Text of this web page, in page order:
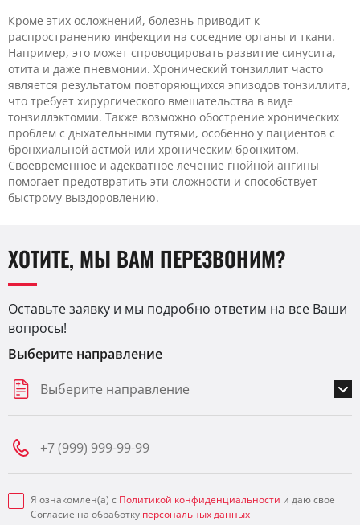
Кроме этих осложнений, болезнь приводит к
распространению инфекции на соседние органы и ткани.
Например, это может спровоцировать развитие синусита,
отита и даже пневмонии. Хронический тонзиллит часто
является результатом повторяющихся эпизодов тонзиллита,
что требует хирургического вмешательства в виде
тонзиллэктомии. Также возможно обострение хронических
проблем с дыхательными путями, особенно у пациентов с
бронхиальной астмой или хроническим бронхитом.
Своевременное и адекватное лечение гнойной ангины
помогает предотвратить эти сложности и способствует
быстрому выздоровлению.
ХОТИТЕ, МЫ ВАМ ПЕРЕЗВОНИМ?
Оставьте заявку и мы подробно ответим на все Ваши
вопросы!
Выберите направление
Выберите направление
Я ознакомлен(а) с Политикой конфиденциальности и даю свое
Согласие на обработку персональных данных